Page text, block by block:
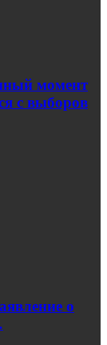
момент
с выборов
о